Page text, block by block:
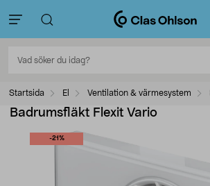
Startsida El Ventilation & värmesystem
Badrumsfläkt Flexit Vario
-21%